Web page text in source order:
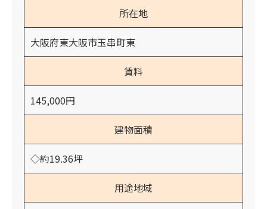
所在地
大阪府東大阪市玉串町東
賃料
145,000円
建物面積
◇約19.36坪
用途地域